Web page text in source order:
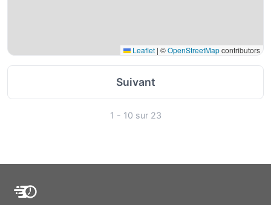
Leaflet | ©OpenStreetMapcontributors
Suivant
1 - 10 sur 23